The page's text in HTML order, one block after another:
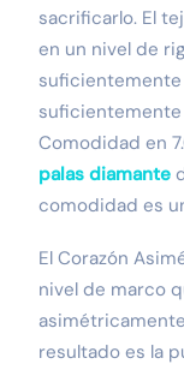
sacrificarlo. El
en un nivel de
suficientemente
Comodidad en
palas diamante
comodidad es
El Corazón
nivel de marco
resultado es la